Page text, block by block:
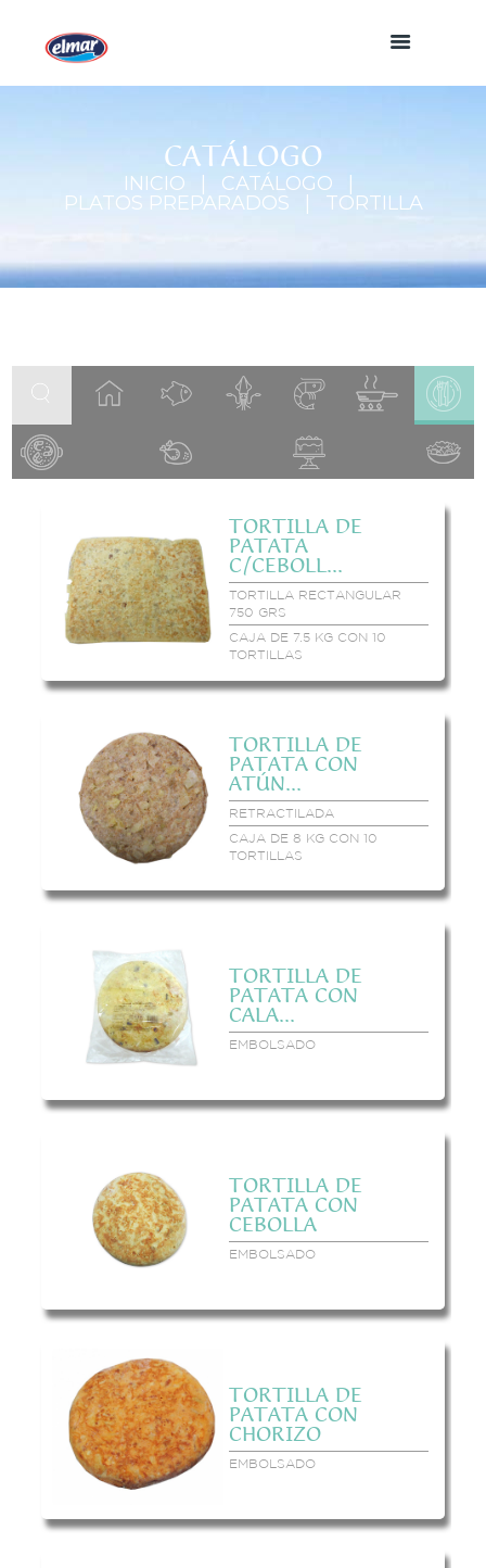
CATÁLOGO
INICIO
CATÁLOGO
PLATOS PREPARADOS
TORTILLA
TORTILLA DE
PATATA
C/CEBOLL...
TORTILLA RECTANGULAR
750 GRS
CAJA DE 7.5 KG CON 10
TORTILLAS
TORTILLA DE
PATATA CON
ATÚN...
RETRACTILADA
CAJA DE 8 KG CON 10
TORTILLAS
TORTILLA DE
PATATA CON
CALA...
EMBOLSADO
TORTILLA DE
PATATA CON
CEBOLLA
EMBOLSADO
TORTILLA DE
PATATA CON
CHORIZO
EMBOLSADO